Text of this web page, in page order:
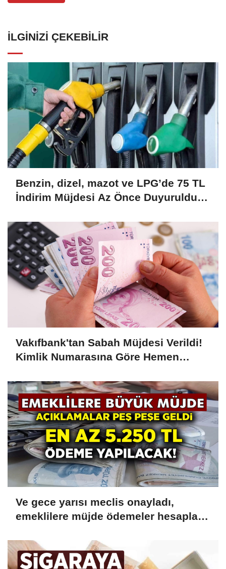
İLGINIZI ÇEKEBILIR
Benzin, dizel, mazot ve LPG’de 75 TL
İndirim Müjdesi Az Önce Duyuruldu!
Hemen Başvurun....
Vakıfbank'tan Sabah Müjdesi Verildi!
Kimlik Numarasına Göre Hemen
Ve gece yarısı meclis onayladı,
emeklilere müjde ödemeler hesaplara
Çekebilirsiniz!